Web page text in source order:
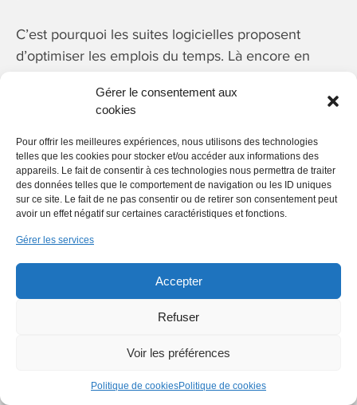
Gérer le consentement aux
cookies
Pour offrir les meilleures expériences, nous utilisons des technologies
telles que les cookies pour stocker et/ou accéder aux informations des
appareils. Le fait de consentir à ces technologies nous permettra de traiter
des données telles que le comportement de navigation ou les ID uniques
sur ce site. Le fait de ne pas consentir ou de retirer son consentement peut
avoir un effet négatif sur certaines caractéristiques et fonctions.
Gérer les services
Accepter
Refuser
Voir les préférences
Politique de cookiesPolitique de cookies
C’est pourquoi les suites logicielles proposent
d’optimiser les emplois du temps. Là encore en
du temps dans l’idée defaciliter, guider le manager
solutions maison autorisent ainsi la possibilité de
littéralement définir le poids de chaque tâche,
action ou mission. A partir de l’ensemble des
contraintes, le logiciel et ses algorithmes calculent
positionnant, semaine par semaine, les besoins sur
des plages horaires.
Berger-Levrault, à l’attention des
pouvoirs publics
L’éditeur propose une brique logicielle dédiée aux